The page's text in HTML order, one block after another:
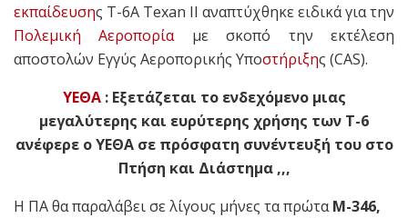
εκπαίδευσης T-6A Texan II αναπτύχθηκε ειδικά για την
Πολεμική Αεροπορίαμε σκοπό την εκτέλεση
αποστολών Εγγύς Αεροπορικής Υποστήριξης (CAS).
ΥΕΘΑ: Εξετάζεται το ενδεχόμενο μιας
μεγαλύτερης και ευρύτερης χρήσης των Τ-6
ανέφερε ο ΥΕΘΑ σε πρόσφατη συνέντευξή του στο
Πτήση και Διάστημα ,,,
Η ΠΑ θα παραλάβει σε λίγους μήνες τα πρώταΜ-346,